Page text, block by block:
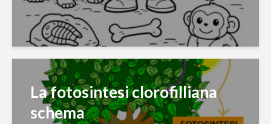
La fotosintesi clorofilliana
schema